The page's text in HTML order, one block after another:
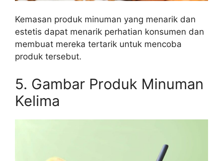
Kemasan produk minuman yang menarik dan
estetis dapat menarik perhatian konsumen dan
membuat mereka tertarik untuk mencoba
produk tersebut.
5. Gambar Produk Minuman
Kelima